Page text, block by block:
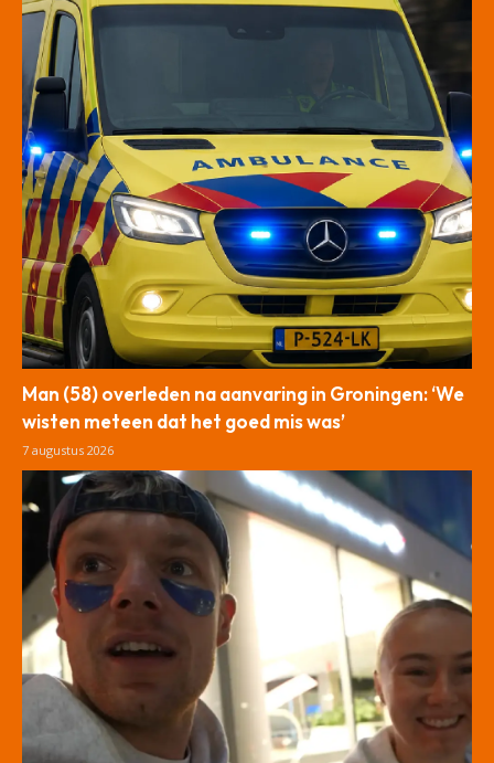
Man (58) overleden na aanvaring in Groningen: ‘We
wisten meteen dat het goed mis was’
7 augustus 2026